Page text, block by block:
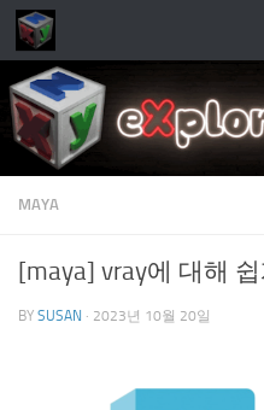
Skip to content
MAYA
[maya] vray에 대해
BY SUSAN · 2023년 10월 20일